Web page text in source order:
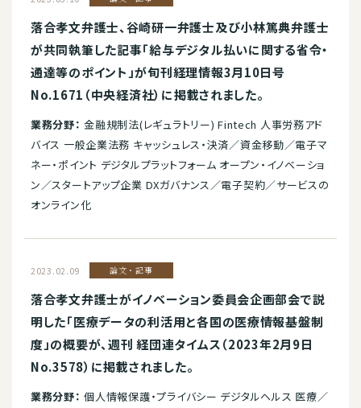
落合孝文弁護士、谷崎研一弁護士及び小林篤典弁護士
が共同執筆した記事「給与デジタル払いに関する省令・
通達等のポイント」が旬刊経理情報3月10日号
No.1671（中央経済社）に掲載されました。
業務分野： 金融規制法(レギュラトリー) Fintech 人事労務アド
バイス 一般企業法務 キャッシュレス・決済／資金移動／電子マ
ネー・ポイント デジタルプラットフォーム オープン・イノベーショ
ン／スタートアップ企業 DXガバナンス／電子契約／サービスの
オンライン化
2023.02.09 論文・記事
落合孝文弁護士がイノベーション委員会企画部会で説
明した「医療データの利活用と各国の医療情報基盤制
度」の概要が、週刊 経団連タイムス（2023年2月9日
No.3578）に掲載されました。
業務分野： 個人情報保護・プライバシー デジタルヘルス 医療／